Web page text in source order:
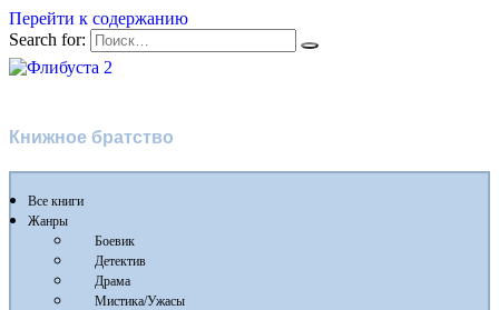
Перейти к содержанию
Search for:
Книжное братство
Все книги
Жанры
Боевик
Детектив
Драма
Мистика/Ужасы